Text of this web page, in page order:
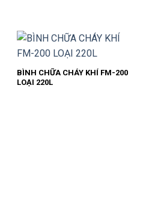
BÌNH CHỮA CHÁY KHÍ FM-200
LOẠI 220L